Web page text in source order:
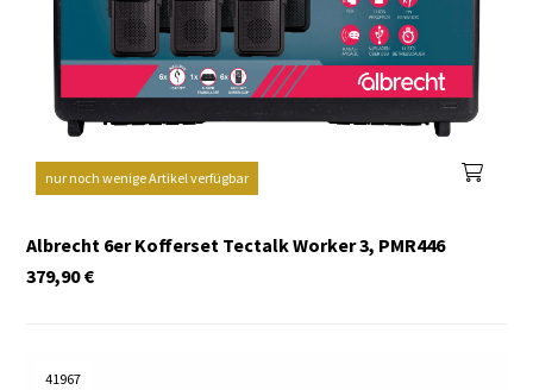
nur noch wenige Artikel verfügbar
Albrecht 6er Kofferset Tectalk Worker 3, PMR446
€
379,90
41967